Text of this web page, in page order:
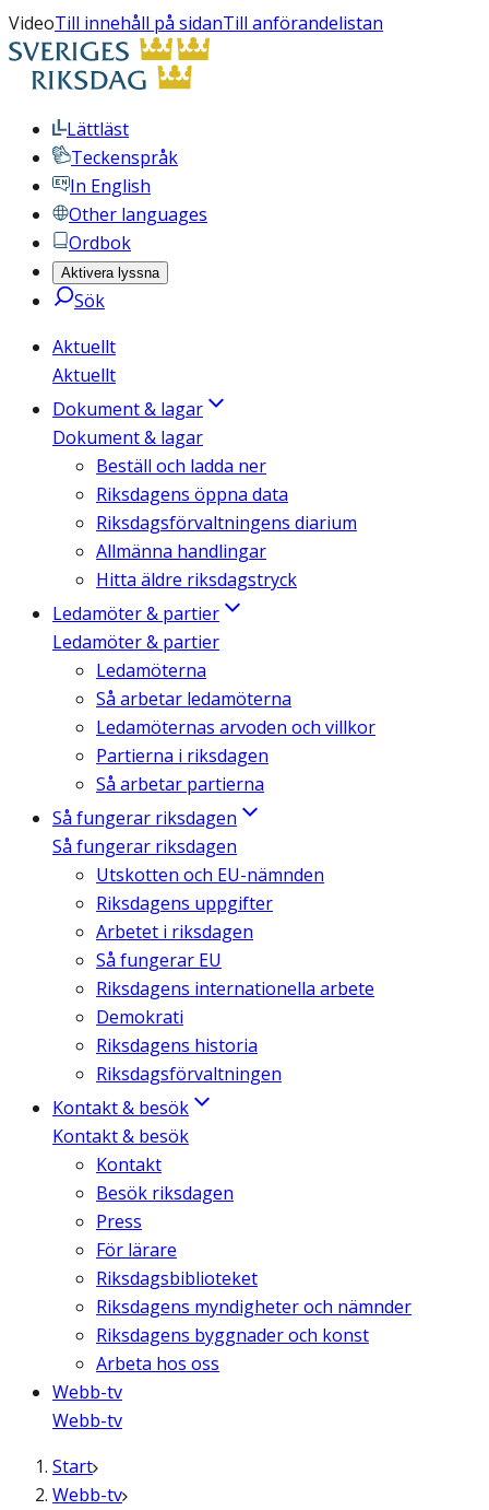
VideoTill innehåll på sidanTill anförandelistan
Lättläst
Teckenspråk
In English
Other languages
Ordbok
Aktivera lyssna
Sök
Aktuellt
Aktuellt
Dokument & lagar
Dokument & lagar
Beställ och ladda ner
Riksdagens öppna data
Riksdagsförvaltningens diarium
Allmänna handlingar
Hitta äldre riksdagstryck
Ledamöter & partier
Ledamöter & partier
Ledamöterna
Så arbetar ledamöterna
Ledamöternas arvoden och villkor
Partierna i riksdagen
Så arbetar partierna
Så fungerar riksdagen
Så fungerar riksdagen
Utskotten och EU-nämnden
Riksdagens uppgifter
Arbetet i riksdagen
Så fungerar EU
Riksdagens internationella arbete
Demokrati
Riksdagens historia
Riksdagsförvaltningen
Kontakt & besök
Kontakt & besök
Kontakt
Besök riksdagen
Press
För lärare
Riksdagsbiblioteket
Riksdagens myndigheter och nämnder
Riksdagens byggnader och konst
Arbeta hos oss
Webb-tv
Webb-tv
Start
Webb-tv